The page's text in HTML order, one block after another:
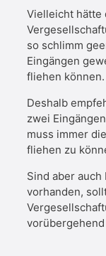
Vielleicht hätte
so schlimm
Eingängen
fliehen können.
Deshalb
zwei
muss immer
fliehen zu
Sind aber
vorhanden,